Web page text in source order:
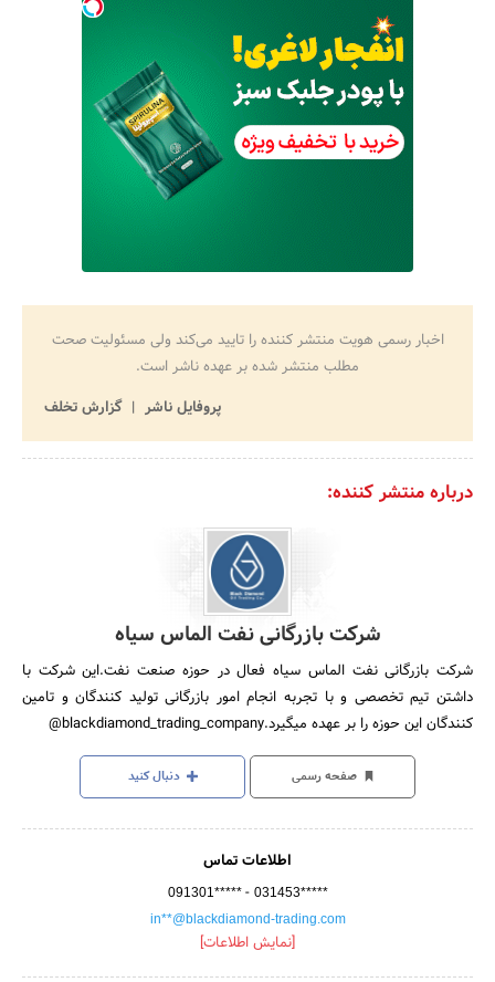
اخبار رسمی هویت منتشر کننده را تایید می‌کند ولی مسئولیت صحت
مطلب منتشر شده بر عهده ناشر است.
پروفایل ناشر
گزارش تخلف
درباره منتشر کننده:
شرکت بازرگانی نفت الماس سیاه
شرکت بازرگانی نفت الماس سیاه فعال در حوزه صنعت نفت.این شرکت با
داشتن تیم تخصصی و با تجربه انجام امور بازرگانی تولید کنندگان و تامین
کنندگان این حوزه را بر عهده میگیرد.blackdiamond_trading_company@
صفحه رسمی دنبال کنید
اطلاعات تماس
091301***** - 031453*****
in**@blackdiamond-trading.com
[نمایش اطلاعات]